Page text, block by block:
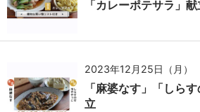
「カレーポテサラ」
2023年12月25日（月）
「麻婆なす」「しら
立